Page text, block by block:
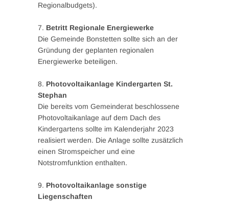
Regionalbudgets).
7. Betritt Regionale Energiewerke
Die Gemeinde Bonstetten sollte sich an der
Gründung der geplanten regionalen
Energiewerke beteiligen.
8. Photovoltaikanlage Kindergarten St.
Stephan
Die bereits vom Gemeinderat beschlossene
Photovoltaikanlage auf dem Dach des
Kindergartens sollte im Kalenderjahr 2023
realisiert werden. Die Anlage sollte zusätzlich
einen Stromspeicher und eine
Notstromfunktion enthalten.
9. Photovoltaikanlage sonstige
Liegenschaften